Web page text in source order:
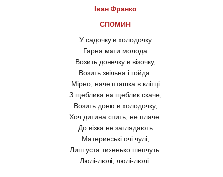
Іван Франко
СПОМИН
У садочку в холодочку
Гарна мати молода
Возить донечку в візочку,
Возить звільна і гойда.
Мірно, наче пташка в клітці
З щеблика на щеблик скаче,
Возить доню в холодочку,
Хоч дитина спить, не плаче.
До візка не заглядають
Материнські очі чулі,
Лиш уста тихенько шепчуть:
Люлі-люлі, люлі-люлі.